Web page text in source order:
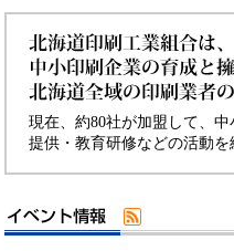
現在、約80社が加盟して、
提供・教育研修などの活動